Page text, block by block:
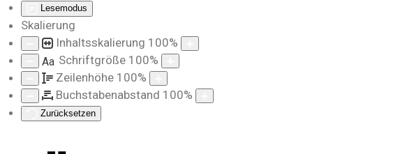
Lesemodus
Skalierung
Inhaltsskalierung 100%
Aa Schriftgröße 100%
Zeilenhöhe 100%
Buchstabenabstand 100%
Zurücksetzen